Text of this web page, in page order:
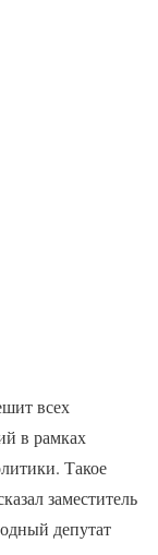
всех
в рамках
Такое
заместитель
депутат